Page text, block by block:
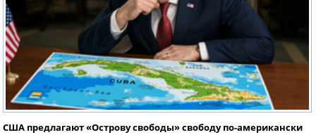
США предлагают «Острову свободы» свободу по-американски